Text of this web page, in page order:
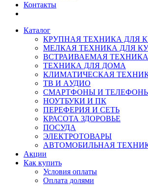
Контакты
Каталог
КРУПНАЯ ТЕХНИКА ДЛЯ
МЕЛКАЯ ТЕХНИКА ДЛЯ
ВСТРАИВАЕМАЯ ТЕХНИКА
ТЕХНИКА ДЛЯ ДОМА
КЛИМАТИЧЕСКАЯ
ТВ И AУДИО
СМАРТФОНЫ И
НОУТБУКИ И ПК
ПЕРЕФЕРИЯ И СЕТЬ
КРАСОТА ЗДОРОВЬЕ
ПОСУДА
ЭЛЕКТРОТОВАРЫ
АВТОМОБИЛЬНАЯ
Акции
Как купить
Условия оплаты
Оплата долями